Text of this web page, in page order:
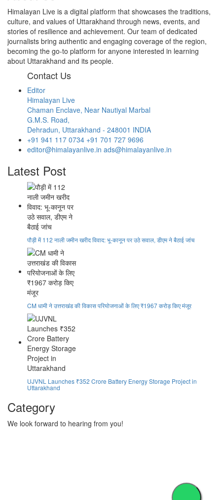
Himalayan Live is a digital platform that showcases the traditions,
culture, and values of Uttarakhand through news, events, and
stories of resilience and achievement. Our team of dedicated
journalists bring authentic and engaging coverage of the region,
becoming the go-to platform for anyone interested in learning
about Uttarakhand and its people.
Contact Us
Editor
Himalayan Live
Chaman Enclave, Near Nautiyal Marbal
G.M.S. Road,
Dehradun, Uttarakhand - 248001 INDIA
+91 941 117 0734 +91 701 727 9696
editor@himalayanlive.in ads@himalayanlive.in
Latest Post
पौड़ी में 112 नाली जमीन खरीद विवाद: भू-कानून पर उठे सवाल, डीएम ने बैठाई जांच
CM धामी ने उत्तराखंड की विकास परियोजनाओं के लिए ₹1967 करोड़ किए मंजूर
UJVNL Launches ₹352 Crore Battery Energy Storage Project in
Uttarakhand
Category
We look forward to hearing from you!